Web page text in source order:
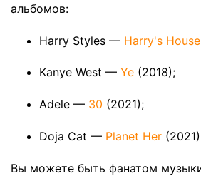
альбомов:
Harry Styles — Harry's House
Kanye West — Ye (2018);
Adele — 30 (2021);
Doja Cat — Planet Her
Вы можете быть фанатом